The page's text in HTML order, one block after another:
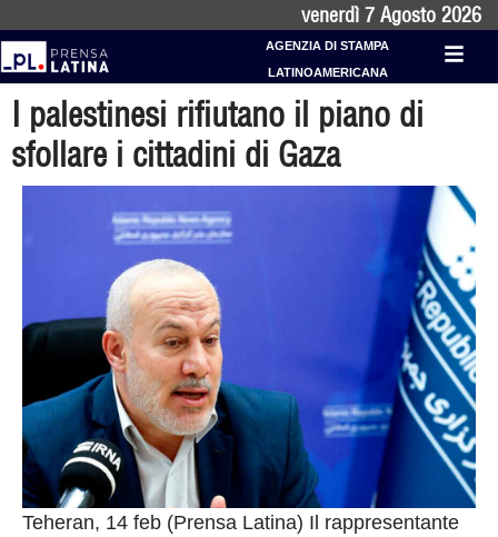
venerdì 7 Agosto 2026
AGENZIA DI STAMPA
LATINOAMERICANA
I palestinesi rifiutano il piano di
sfollare i cittadini di Gaza
Teheran, 14 feb (Prensa Latina) Il rappresentante